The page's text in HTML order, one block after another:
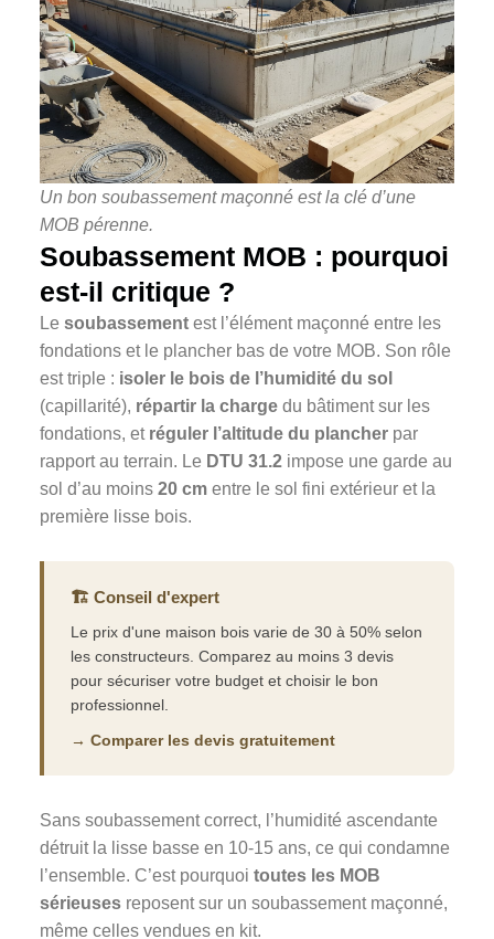
Un bon soubassement maçonné est la clé d’une
MOB pérenne.
Soubassement MOB : pourquoi
est-il critique ?
Le soubassement est l’élément maçonné entre les
fondations et le plancher bas de votre MOB. Son rôle
est triple : isoler le bois de l’humidité du sol
(capillarité), répartir la charge du bâtiment sur les
fondations, et réguler l’altitude du plancher par
rapport au terrain. Le DTU 31.2 impose une garde au
sol d’au moins 20 cm entre le sol fini extérieur et la
première lisse bois.
🏗️ Conseil d'expert
Le prix d'une maison bois varie de 30 à 50% selon
les constructeurs. Comparez au moins 3 devis
pour sécuriser votre budget et choisir le bon
professionnel.
→ Comparer les devis gratuitement
Sans soubassement correct, l’humidité ascendante
détruit la lisse basse en 10-15 ans, ce qui condamne
l’ensemble. C’est pourquoi toutes les MOB
sérieuses reposent sur un soubassement maçonné,
même celles vendues en kit.